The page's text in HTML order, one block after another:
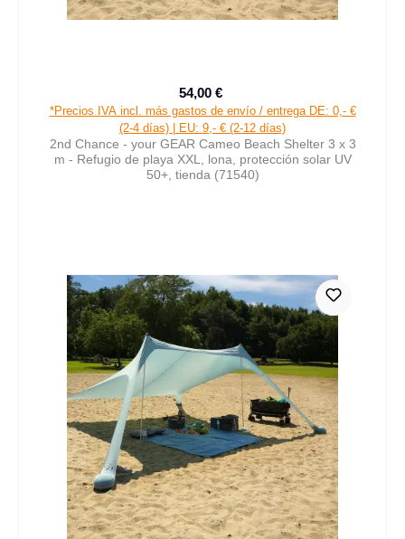
Precio de venta:
54,00 €
*Precios IVA incl. más gastos de envío / entrega DE: 0,- €
(2-4 días) | EU: 9,- € (2-12 días)
2nd Chance - your GEAR Cameo Beach Shelter 3 x 3
m - Refugio de playa XXL, lona, protección solar UV
50+, tienda (71540)